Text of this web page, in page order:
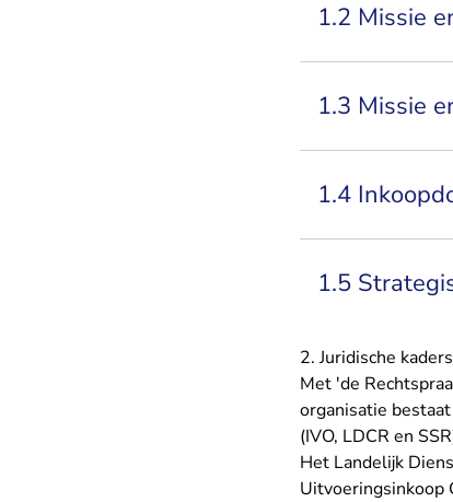
1.2 Missie
1.3 Missie
1.4
1.5
2. Juridische kaders
Met 'de
organisatie
(IVO, LDCR en
Het Landelijk
Uitvoeringsinkoop